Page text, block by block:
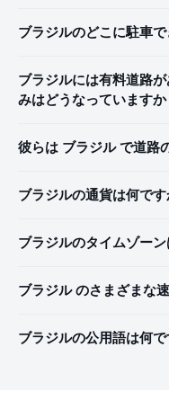
ブラジルのどこに駐車
ブラジルには有料道路
みはどうなっていますか
彼らは ブラジル で道路
ブラジルの通貨は何です
ブラジルのタイムゾー
ブラジル のさまざまな
ブラジルの公用語は何で